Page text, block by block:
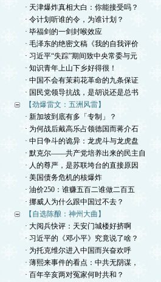
· 天津爆炸真相大白：你能接受吗？
· 令计划听谁的令，为谁计划？
· 毕福剑的一剑封喉效应
· 毛泽东的绝密文稿《我的自我评价
· 习近平“失踪”期间致中央常委与元
· 知识青年上山下乡好得很！
· 中国不会有茉莉花革命的九条保证
· 国民党领导抗战，是胡说还是总书
【劲爆雷文：五洲风雷】
· 新加坡到底有多「专制」？
· 为何战后戴高乐占领德国而蒋介石
· 中日争斗的诡异：龙虎斗与龙虎盘
· 默克尔——共产党培养出来的民主自
· 人的尊严，是苏联垮台的直接原因
· 美国债务危机的核爆炸
· 油价250：谁赚五百二谁做二百五
· 挪威人为什么跟中国过不去？
【自选陈酿：神州大曲】
· 大阅兵快评：天安门城楼好挤啊
· 习近平的《邓小平》究竟说了啥？
· 为托克维尔进入中国而兴奋欢呼
· 薄熙来事件的看点：中共无阴谋，
· 百年辛亥两对冤家何时共和？